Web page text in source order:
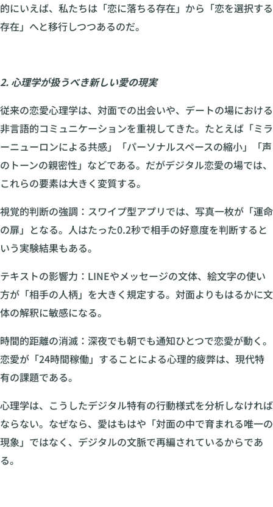
的にいえば、私たちは「恋に落ちる存在」から「恋を選択する
存在」へと移行しつつあるのだ。
2. 心理学が扱うべき新しい愛の現実
従来の恋愛心理学は、対面での出会いや、デートの場における
非言語的コミュニケーションを重視してきた。たとえば「ミラ
ーニューロンによる共感」「パーソナルスペースの縮小」「声
のトーンの親密性」などである。だがデジタル恋愛の場では、
これらの要素は大きく変質する。
視覚的判断の強調：スワイプ型アプリでは、写真一枚が「運命
の扉」となる。人はたった0.2秒で相手の好意度を判断すると
いう実験結果もある。
テキストの影響力：LINEやメッセージの文体、絵文字の使い
方が「相手の人柄」を大きく規定する。対面よりもはるかに文
体の解釈に敏感になる。
時間的距離の消滅：深夜でも朝でも通知ひとつで恋愛が動く。
恋愛が「24時間稼働」することによる心理的疲弊は、現代特
有の課題である。
心理学は、こうしたデジタル特有の行動様式を分析しなければ
ならない。なぜなら、愛はもはや「対面の中で育まれる唯一の
現象」ではなく、デジタルの文脈で再編されているからであ
る。